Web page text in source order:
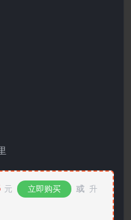
元 立即购买 或 升